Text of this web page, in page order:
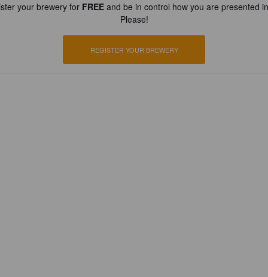
your brewery for FREEand be in control how you are presented
Please!
REGISTER YOUR BREWERY